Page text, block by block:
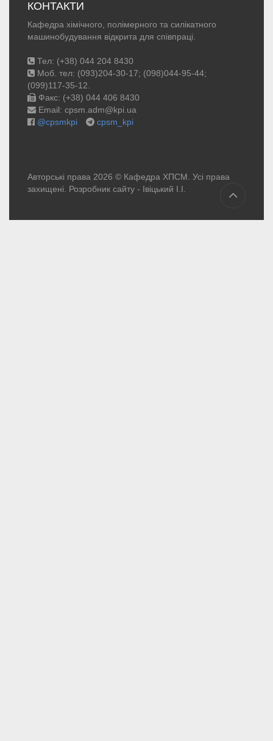
КОНТАКТИ
Кафедра хімічного, полімерного та силікатного
машинобудування відкрита для співпраці.
Тел: (+38) 044 204 8430
Моб. тел: (093)204-30-17; (098)044-95-44;
(099)117-35-12.
Факс: (+38) 044 406 8430
Email: cpsm.adm@kpi.ua
@cpsmkpi
cpsm_kpi
Авторські права 2026 © Кафедра ХПСМ. Усі права
захищені. Розробник сайту - Івіцький І.І.